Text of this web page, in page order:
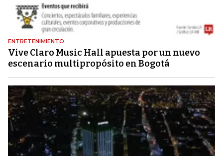
ENTRETENIMIENTO
Vive Claro Music Hall apuesta por un nuevo
escenario multipropósito en Bogotá